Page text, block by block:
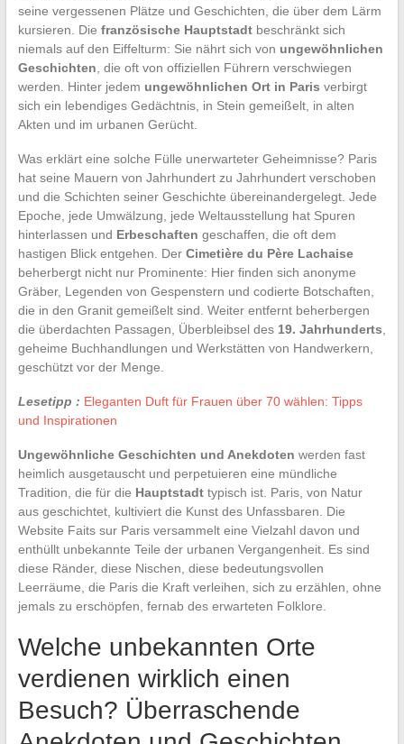
seine vergessenen Plätze und Geschichten, die über dem Lärm
kursieren. Die französische Hauptstadtbeschränkt sich
niemals auf den Eiffelturm: Sie nährt sich von ungewöhnlichen
Geschichten , die oft von offiziellen Führern verschwiegen
werden. Hinter jedem ungewöhnlichen Ort in Paris verbirgt
sich ein lebendiges Gedächtnis, in Stein gemeißelt, in alten
Akten und im urbanen Gerücht.
Was erklärt eine solche Fülle unerwarteter Geheimnisse? Paris
hat seine Mauern von Jahrhundert zu Jahrhundert verschoben
und die Schichten seiner Geschichte übereinandergelegt. Jede
Epoche, jede Umwälzung, jede Weltausstellung hat Spuren
hinterlassen und Erbeschaften geschaffen, die oft dem
hastigen Blick entgehen. Der Cimetière du Père Lachaise
beherbergt nicht nur Prominente: Hier finden sich anonyme
Gräber, Legenden von Gespenstern und codierte Botschaften,
die in den Granit gemeißelt sind. Weiter entfernt beherbergen
die überdachten Passagen, Überbleibsel des 19. Jahrhunderts
geheime Buchhandlungen und Werkstätten von Handwerkern,
geschützt vor der Menge.
Lesetipp : Eleganten Duft für Frauen über 70 wählen: Tipps
und Inspirationen
Ungewöhnliche Geschichten und Anekdoten werden fast
heimlich ausgetauscht und perpetuieren eine mündliche
Tradition, die für die Hauptstadttypisch ist. Paris, von Natur
aus geschichtet, kultiviert die Kunst des Unfassbaren. Die
Website Faits sur Paris versammelt eine Vielzahl davon und
enthüllt unbekannte Teile der urbanen Vergangenheit. Es sind
diese Ränder, diese Nischen, diese bedeutungsvollen
Leerräume, die Paris die Kraft verleihen, sich zu erzählen, ohne
jemals zu erschöpfen, fernab des erwarteten Folklore.
Welche unbekannten Orte
verdienen wirklich einen
Besuch? Überraschende